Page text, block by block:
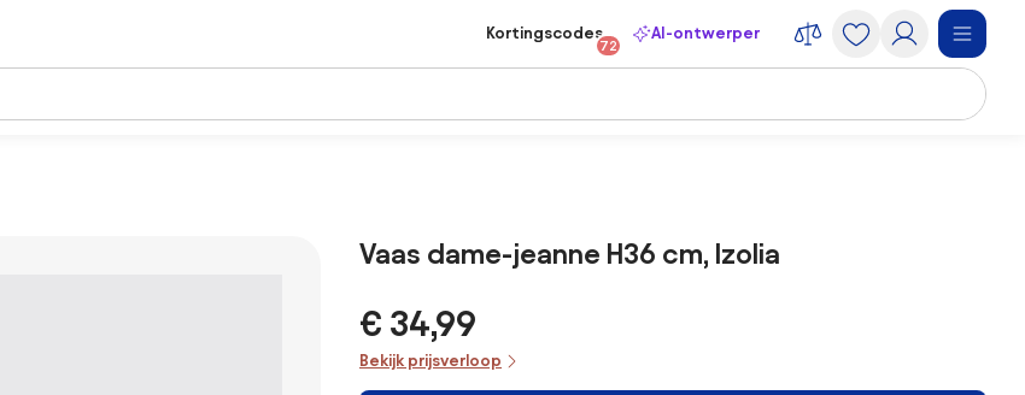
Kortingscodes
72
AI-ontwerper
Vaas dame-jeanne H36 cm, Izolia
€ 34,99
Bekijk prijsverloop